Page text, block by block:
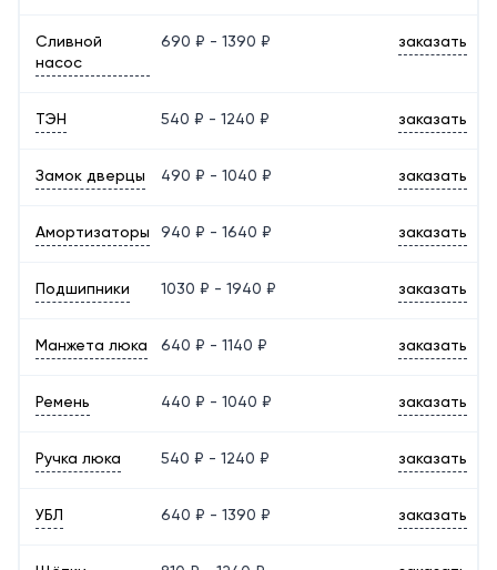
Сливной
насос
690 ₽ - 1390 ₽ заказать
ТЭН 540 ₽ - 1240 ₽ заказать
Замок дверцы 490 ₽ - 1040 ₽ заказать
Амортизаторы 940 ₽ - 1640 ₽ заказать
Подшипники 1030 ₽ - 1940 ₽ заказать
Манжета люка 640 ₽ - 1140 ₽ заказать
Ремень 440 ₽ - 1040 ₽ заказать
Ручка люка 540 ₽ - 1240 ₽ заказать
УБЛ 640 ₽ - 1390 ₽ заказать